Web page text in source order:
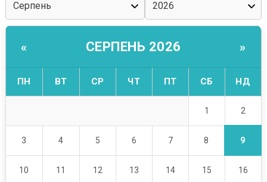
« СЕРПЕНЬ 2026 »
ПН ВТ СР ЧТ ПТ СБ НД
1 2
3 4 5 6 7 8 9
10 11 12 13 14 15 16